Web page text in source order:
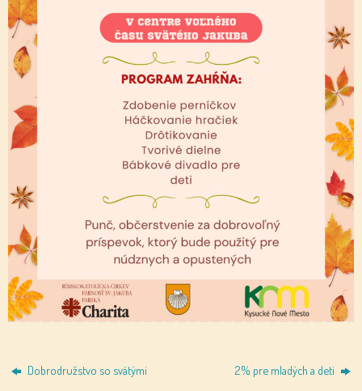
Dobrodružstvo so svätými 2% pre mladých a deti